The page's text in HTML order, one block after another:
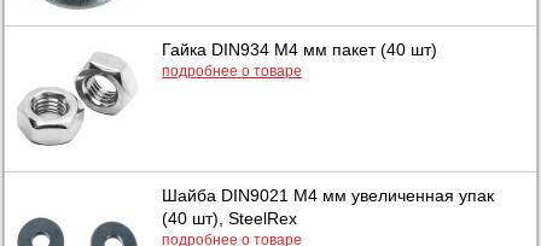
Гайка DIN934 М4 мм пакет (40 шт)
подробнее о товаре
Шайба DIN9021 М4 мм увеличенная упак
(40 шт), SteelRex
подробнее о товаре